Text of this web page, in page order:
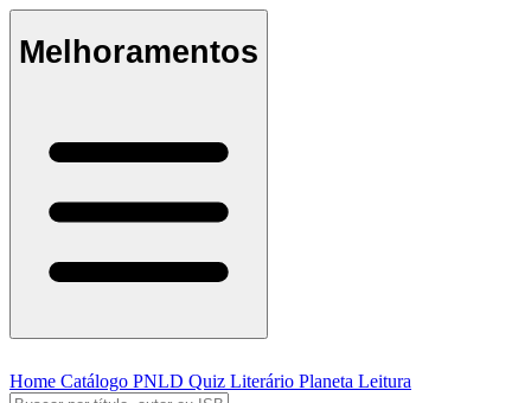
Melhoramentos
Home Catálogo PNLD Quiz Literário Planeta Leitura